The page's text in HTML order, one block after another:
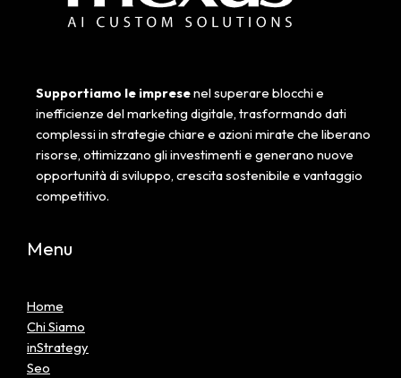
Supportiamo le impresenel superare blocchi e
inefficienze del marketing digitale, trasformando dati
complessi in strategie chiare e azioni mirate che liberano
risorse, ottimizzano gli investimenti e generano nuove
opportunità di sviluppo, crescita sostenibile e vantaggio
competitivo.
Menu
Home
Chi Siamo
inStrategy
Seo